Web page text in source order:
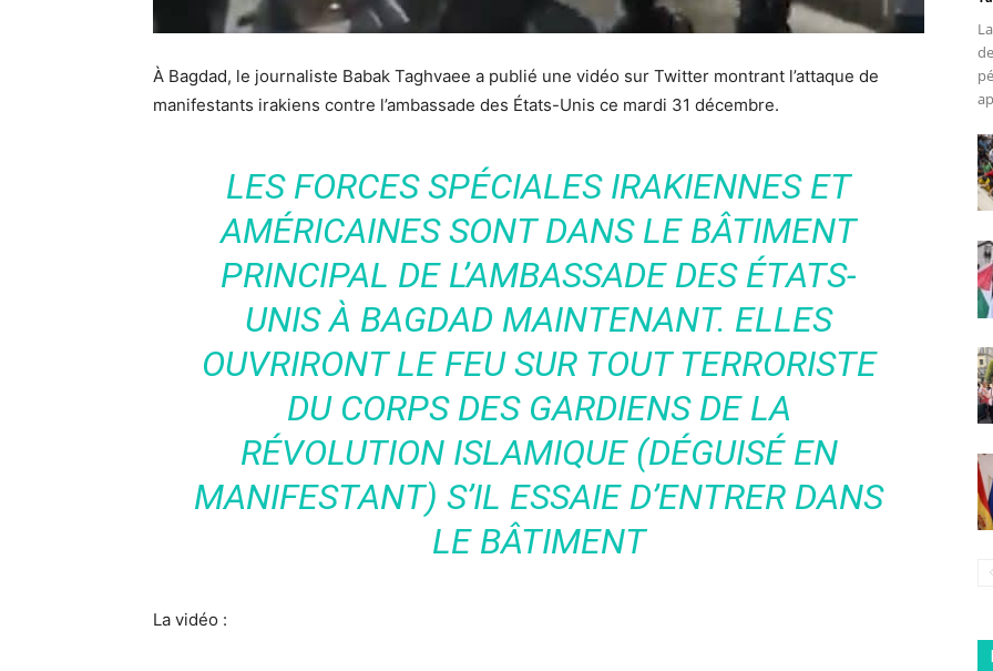
À Bagdad, le journaliste Babak Taghvaee a publié une vidéo sur Twitter montrant l’attaque de
manifestants irakiens contre l’ambassade des États-Unis ce mardi 31 décembre.
LES FORCES SPÉCIALES IRAKIENNES ET
AMÉRICAINES SONT DANS LE BÂTIMENT
PRINCIPAL DE L’AMBASSADE DES ÉTATS-
UNIS À BAGDAD MAINTENANT. ELLES
OUVRIRONT LE FEU SUR TOUT TERRORISTE
DU CORPS DES GARDIENS DE LA
RÉVOLUTION ISLAMIQUE (DÉGUISÉ EN
MANIFESTANT) S’IL ESSAIE D’ENTRER DANS
LE BÂTIMENT
La vidéo :